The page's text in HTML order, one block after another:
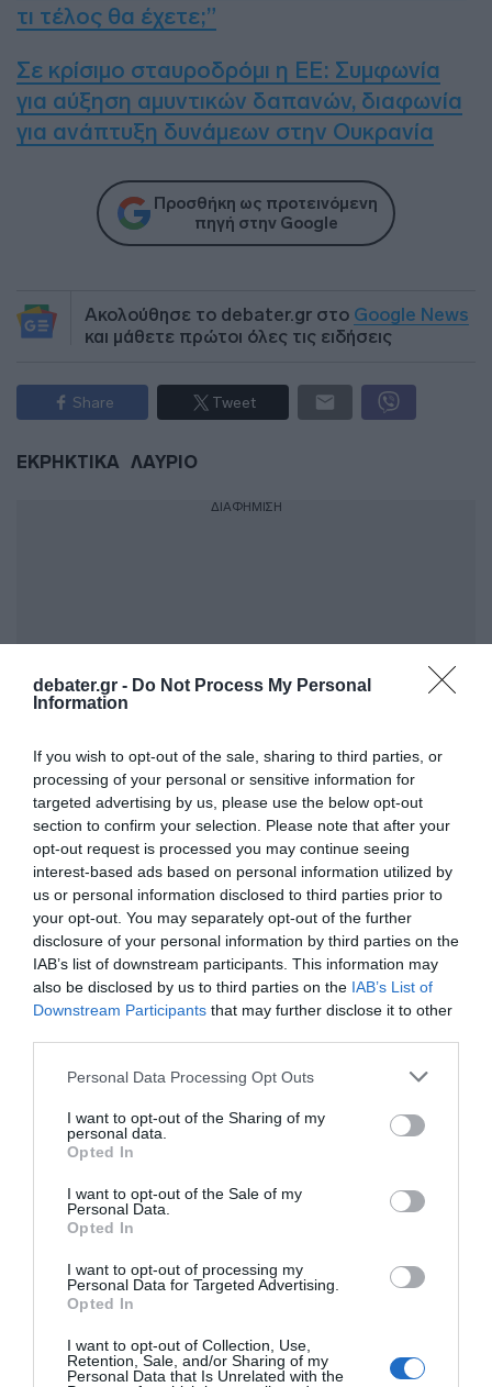
debater.gr - Do Not Process My Personal
Information
If you wish to opt-out of the sale, sharing to third parties, or
processing of your personal or sensitive information for
targeted advertising by us, please use the below opt-out
section to confirm your selection. Please note that after your
opt-out request is processed you may continue seeing
interest-based ads based on personal information utilized by
us or personal information disclosed to third parties prior to
your opt-out. You may separately opt-out of the further
disclosure of your personal information by third parties on the
IAB’s list of downstream participants. This information may
also be disclosed by us to third parties on the IAB’s List of
Downstream Participants that may further disclose it to other
Please note that this website/app uses one or more Google
not limited to your visit or usage behaviour. You may click to
grant or deny consent to Google and its third-party tags to
use your data for below specified purposes in below Google
consent section.
Personal Data Processing Opt Outs
I want to opt-out of the Sharing of my
personal data.
Opted In
I want to opt-out of the Sale of my
Personal Data.
Opted In
I want to opt-out of processing my
Personal Data for Targeted Advertising.
Opted In
I want to opt-out of Collection, Use,
Retention, Sale, and/or Sharing of my
Personal Data that Is Unrelated with the
τι τέλος θα έχετε;”
Σε κρίσιμο σταυροδρόμι η ΕΕ: Συμφωνία
για αύξηση αμυντικών δαπανών, διαφωνία
για ανάπτυξη δυνάμεων στην Ουκρανία
Προσθήκη ως προτεινόμενη
πηγή στην Google
Ακολούθησε το debater.gr στο Google News
και μάθετε πρώτοι όλες τις ειδήσεις
Share Tweet
ΕΚΡΗΚΤΙΚΑ ΛΑΥΡΙΟ
ΔΙΑΦΗΜΙΣΗ
ΣΧΟΛΙΑ